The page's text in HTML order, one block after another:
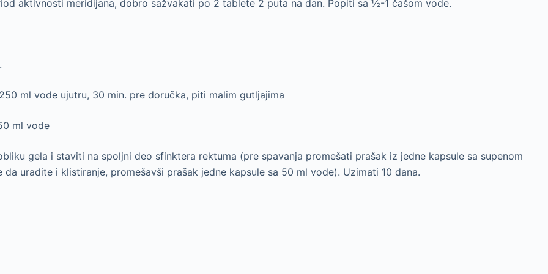
aktivnosti meridijana, dobro sažvakati po 2 tablete 2 puta na dan. Popiti sa ½-1 čašom vode.
ml vode ujutru, 30 min. pre doručka, piti malim gutljajima
ml vode
gela i staviti na spoljni deo sfinktera rektuma (pre spavanja promešati prašak iz jedne kapsule sa supenom
uradite i klistiranje, promešavši prašak jedne kapsule sa 50 ml vode). Uzimati 10 dana.